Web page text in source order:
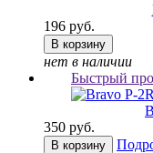
196 руб.
В корзину
нет в наличии
Быстрый
350 руб.
В корзину